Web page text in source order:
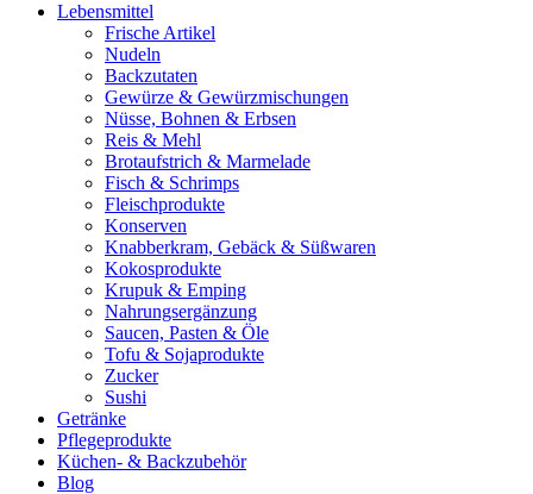
Lebensmittel
Frische Artikel
Nudeln
Backzutaten
Gewürze & Gewürzmischungen
Nüsse, Bohnen & Erbsen
Reis & Mehl
Brotaufstrich & Marmelade
Fisch & Schrimps
Fleischprodukte
Konserven
Knabberkram, Gebäck & Süßwaren
Kokosprodukte
Krupuk & Emping
Nahrungsergänzung
Saucen, Pasten & Öle
Tofu & Sojaprodukte
Zucker
Sushi
Getränke
Pflegeprodukte
Küchen- & Backzubehör
Blog